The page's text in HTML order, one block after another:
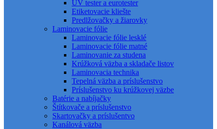
UV tester a eurotester
Etiketovacie kliešte
Predlžovačky a žiarovky
Laminovacie fólie
Laminovacie fólie lesklé
Laminovacie fólie matné
Laminovanie za studena
Krúžková väzba a skladače listov
Laminovacia technika
Tepelná väzba a príslušenstvo
Príslušenstvo ku krúžkovej väzbe
Batérie a nabíjačky
Štítkovače a príslušenstvo
Skartovačky a príslušentvo
Kanálová väzba